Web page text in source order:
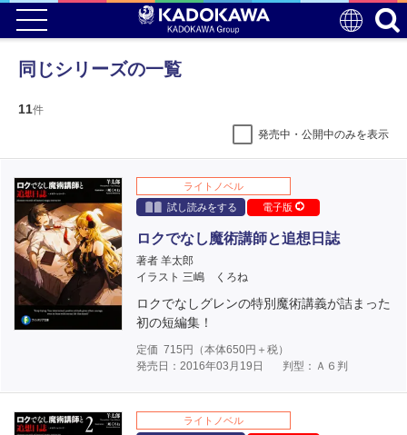
同じシリーズの一覧
11件
発売中・公開中のみを表示
ライトノベル
試し読みをする
電子版
ロクでなし魔術講師と追想日誌
著者 羊太郎
イラスト 三嶋 くろね
ロクでなしグレンの特別魔術講義が詰まった
初の短編集！
定価 715 円（本体650円＋税）
発売日：2016年03月19日
判型：Ａ６判
ライトノベル